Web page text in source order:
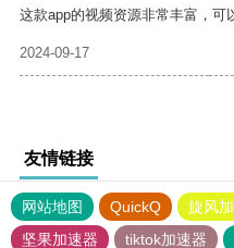
这款app的视频资源非常丰富，可
2024-09-17
友情链接
网站地图 QuickQ 旋风
坚果加速器
tiktok加速器